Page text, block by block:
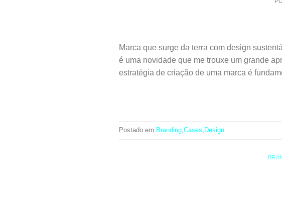
Marca que surge da terra com design
é uma novidade que me trouxe um grande
estratégia de criação de uma marca é
Postado em Branding Cases Design